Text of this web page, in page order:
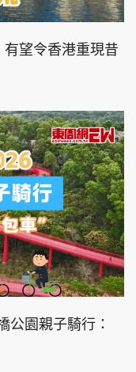
望令香港重現昔
公園親子騎行：